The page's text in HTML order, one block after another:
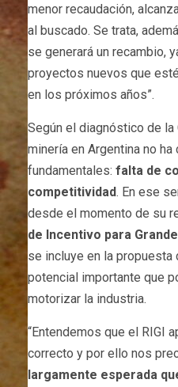
menor recaudación,
al buscado. Se trata,
se generará un recambio,
proyectos nuevos que
en los próximos años”.
Según el diagnóstico de la
minería en Argentina no
fundamentales: falta de
competitividad. En ese
desde el momento de su
de Incentivo para
se incluye en la propuesta
potencial importante que
motorizar la industria.
“Entendemos que el RIGI
correcto y por ello nos
largamente esperada